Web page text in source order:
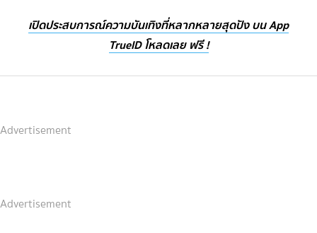
เปิดประสบการณ์ความบันเทิงที่หลากหลายสุดปัง บน App
TrueID โหลดเลย ฟรี !
Advertisement
Advertisement